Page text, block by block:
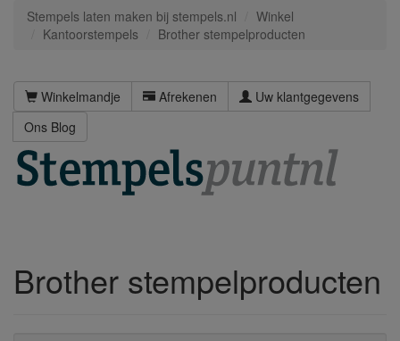
Stempels laten maken bij stempels.nl
Winkel
Kantoorstempels
Brother stempelproducten
Winkelmandje Afrekenen
Uw klantgegevens
Ons Blog
Brother stempelproducten